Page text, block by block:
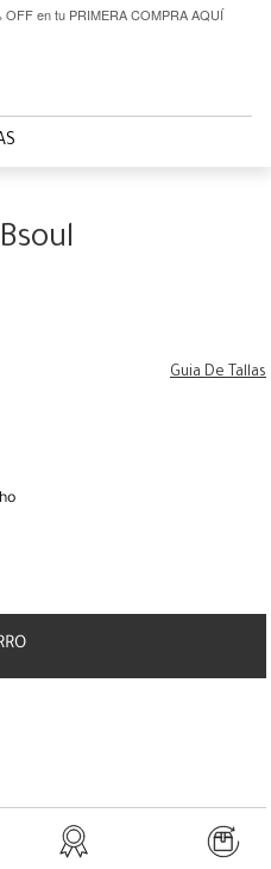
OFF en tu PRIMERA COMPRA AQUÍ
Guia De Tallas